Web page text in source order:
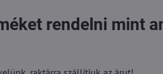
rendelni mint